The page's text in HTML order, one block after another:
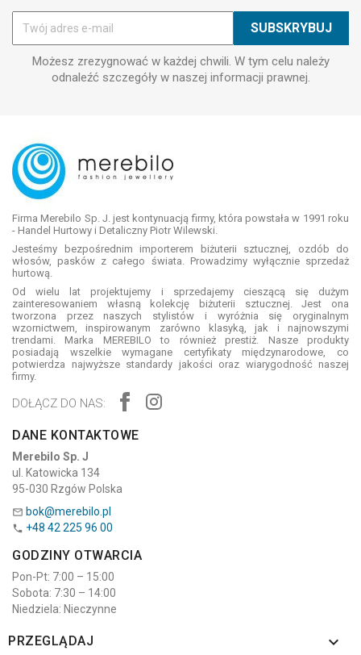
Możesz zrezygnować w każdej chwili. W tym celu należy
odnaleźć szczegóły w naszej informacji prawnej.
Firma Merebilo Sp. J. jest kontynuacją firmy, która powstała w 1991 roku
- Handel Hurtowy i Detaliczny Piotr Wilewski.
Jesteśmy bezpośrednim importerem biżuterii sztucznej, ozdób do
włosów, pasków z całego świata. Prowadzimy wyłącznie sprzedaż
hurtową.
Od wielu lat projektujemy i sprzedajemy cieszącą się dużym
zainteresowaniem własną kolekcję biżuterii sztucznej. Jest ona
tworzona przez naszych stylistów i wyróżnia się oryginalnym
wzornictwem, inspirowanym zarówno klasyką, jak i najnowszymi
trendami. Marka MEREBILO to również prestiż. Nasze produkty
posiadają wszelkie wymagane certyfikaty międzynarodowe, co
potwierdza najwyższe standardy jakości oraz wiarygodność naszej
firmy.
DOŁĄCZ DO NAS:
DANE KONTAKTOWE
Merebilo Sp. J
ul. Katowicka 134
95-030 Rzgów Polska
 bok@merebilo.pl
 +48 42 225 96 00
GODZINY OTWARCIA
Pon-Pt: 7:00 – 15:00
Sobota: 7:30 – 14:00
Niedziela: Nieczynne
PRZEGLĄDAJ 